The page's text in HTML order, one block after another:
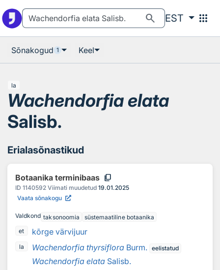
search EST apps
Sõnakogud 1 Keel
la
Wachendorfia elata
Salisb.
Erialasõnastikud
Botaanika terminibaas content_copy
ID 1140592 Viimati muudetud 19.01.2025
Vaata sõnakogu
Valdkond taksonoomia
süstemaatiline botaanika
et
kõrge värvijuur
la Wachendorfia thyrsiflora Burm. eelistatud
Wachendorfia elata Salisb.